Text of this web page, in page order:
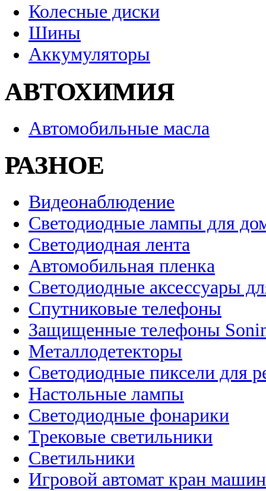
Колесные диски
Шины
Аккумуляторы
АВТОХИМИЯ
Автомобильные масла
РАЗНОЕ
Видеонаблюдение
Светодиодные лампы для
Светодиодная лента
Автомобильная пленка
Светодиодные аксессуары
Спутниковые телефоны
Защищенные телефоны
Металлодетекторы
Светодиодные пиксели для
Настольные лампы
Светодиодные фонарики
Трековые светильники
Светильники
Игровой автомат кран